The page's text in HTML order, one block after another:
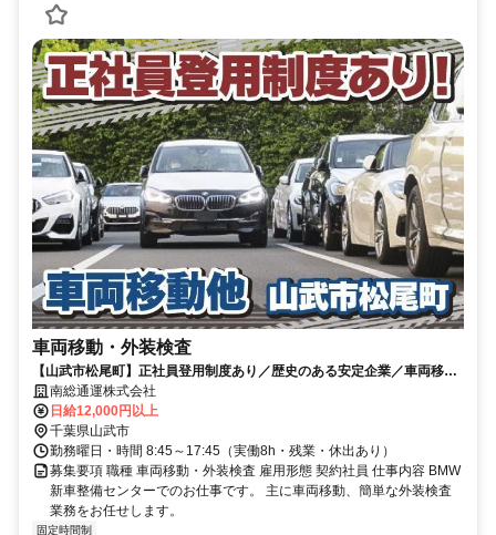
車両移動・外装検査
【山武市松尾町】正社員登用制度あり／歴史のある安定企業／車両移動
スタッフを募集
南総通運株式会社
日給12,000円以上
千葉県山武市
勤務曜日・時間 8:45～17:45（実働8h・残業・休出あり）
募集要項 職種 車両移動・外装検査 雇用形態 契約社員 仕事内容 BMW
新車整備センターでのお仕事です。 主に車両移動、簡単な外装検査
業務をお任せします。
固定時間制